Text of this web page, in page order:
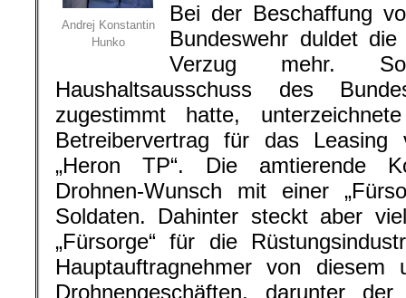
Andrej Konstantin
Hunko
Bei der Beschaffung
Bundeswehr duldet
Verzug mehr.
Haushaltsausschuss des
zugestimmt hatte,
Betreibervertrag für das
„Heron TP“. Die amtierende
Drohnen-Wunsch mit einer
Soldaten. Dahinter steckt aber
„Fürsorge“ für die
Hauptauftragnehmer von diesem
Drohnengeschäften, darunter